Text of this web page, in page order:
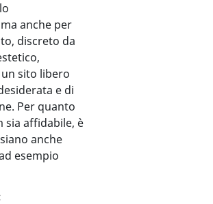
anche per
discreto da
sito libero
e di
Per quanto
sia affidabile, è
anche
esempio